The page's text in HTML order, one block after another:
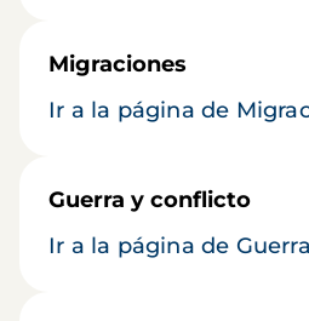
Migraciones
Ir a la página de
Guerra y conflicto
Ir a la página de